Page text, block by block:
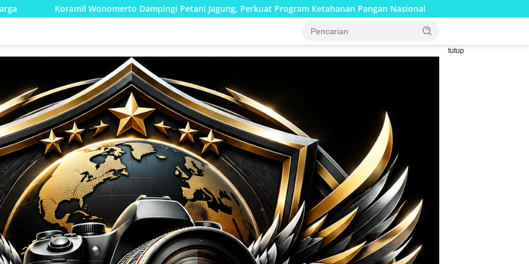
Dampingi Petani Jagung, Perkuat Program Ketahanan Pangan Nasional Percepatan Pembangunan RTLH, Anggota
tutup